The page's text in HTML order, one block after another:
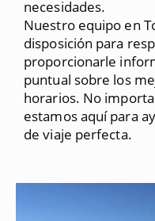
necesidades.
Nuestro equipo en
disposición para
proporcionarle
puntual sobre los
horarios. No
estamos aquí para
de viaje perfecta.